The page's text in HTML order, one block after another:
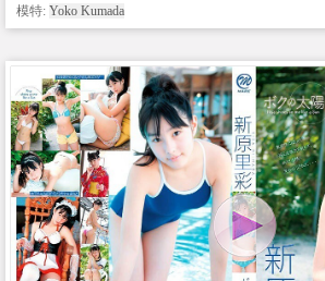
模特: Yoko Kumada